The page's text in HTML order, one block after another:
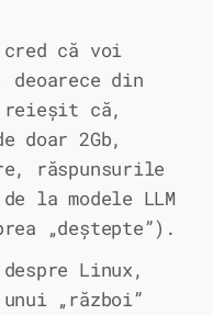
cred că voi
din
reieșit că,
doar 2Gb,
răspunsurile
la modele LLM
„deștepte”).
Linux,
„război”